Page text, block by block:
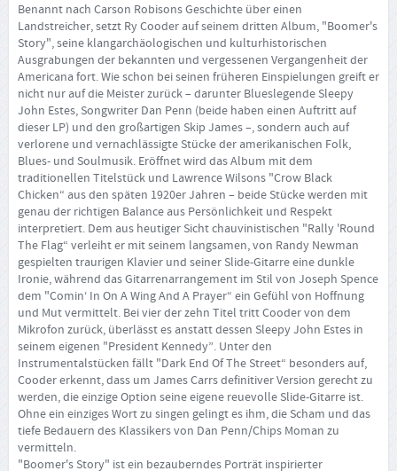
Benannt nach Carson Robisons Geschichte über einen
Landstreicher, setzt Ry Cooder auf seinem dritten Album, "Boomer's
Story", seine klangarchäologischen und kulturhistorischen
Ausgrabungen der bekannten und vergessenen Vergangenheit der
Americana fort. Wie schon bei seinen früheren Einspielungen greift er
nicht nur auf die Meister zurück – darunter Blueslegende Sleepy
John Estes, Songwriter Dan Penn (beide haben einen Auftritt auf
dieser LP) und den großartigen Skip James –, sondern auch auf
verlorene und vernachlässigte Stücke der amerikanischen Folk,
Blues- und Soulmusik. Eröffnet wird das Album mit dem
traditionellen Titelstück und Lawrence Wilsons "Crow Black
Chicken“ aus den späten 1920er Jahren – beide Stücke werden mit
genau der richtigen Balance aus Persönlichkeit und Respekt
interpretiert. Dem aus heutiger Sicht chauvinistischen "Rally 'Round
The Flag“ verleiht er mit seinem langsamen, von Randy Newman
gespielten traurigen Klavier und seiner Slide-Gitarre eine dunkle
Ironie, während das Gitarrenarrangement im Stil von Joseph Spence
dem "Comin‘ In On A Wing And A Prayer“ ein Gefühl von Hoffnung
und Mut vermittelt. Bei vier der zehn Titel tritt Cooder von dem
Mikrofon zurück, überlässt es anstatt dessen Sleepy John Estes in
seinem eigenen "President Kennedy”. Unter den
Instrumentalstücken fällt "Dark End Of The Street“ besonders auf,
Cooder erkennt, dass um James Carrs definitiver Version gerecht zu
werden, die einzige Option seine eigene reuevolle Slide-Gitarre ist.
Ohne ein einziges Wort zu singen gelingt es ihm, die Scham und das
tiefe Bedauern des Klassikers von Dan Penn/Chips Moman zu
vermitteln.
"Boomer's Story" ist ein bezauberndes Porträt inspirierter